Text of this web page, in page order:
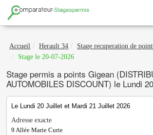
Accueil Herault 34
Stage recuperation de
Stage le 20-07-2026
Stage permis a points Gigean
AUTOMOBILES DISCOUNT) le Lundi
Le Lundi 20 Juillet et Mardi 21 Juillet 2026
Adresse exacte
9 Allée Marie Curie